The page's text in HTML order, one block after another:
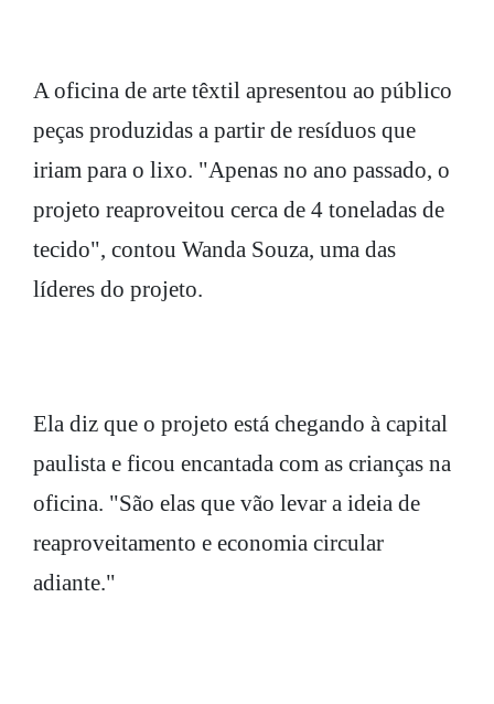
A oficina de arte têxtil apresentou ao público
peças produzidas a partir de resíduos que
iriam para o lixo. "Apenas no ano passado, o
projeto reaproveitou cerca de 4 toneladas de
tecido", contou Wanda Souza, uma das
líderes do projeto.
Ela diz que o projeto está chegando à capital
paulista e ficou encantada com as crianças na
oficina. "São elas que vão levar a ideia de
reaproveitamento e economia circular
adiante."